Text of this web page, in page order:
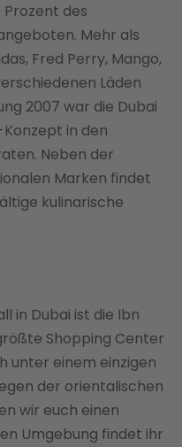
Prozent des
Mehr als
Fred Perry, Mango,
Läden
2007 war die Dubai
in den
Neben der
Marken findet
kulinarische
in Dubai ist die Ibn
Shopping Center
unter einem einzigen
der orientalischen
wir euch einen
Umgebung findet ihr